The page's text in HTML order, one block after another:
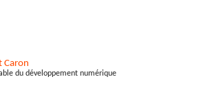
Caron
du développement numérique